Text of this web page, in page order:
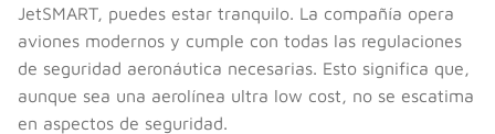
JetSMART, puedes estar tranquilo. La compañía opera
aviones modernos y cumple con todas las regulaciones
de seguridad aeronáutica necesarias. Esto significa que,
aunque sea una aerolínea ultra low cost, no se escatima
en aspectos de seguridad.